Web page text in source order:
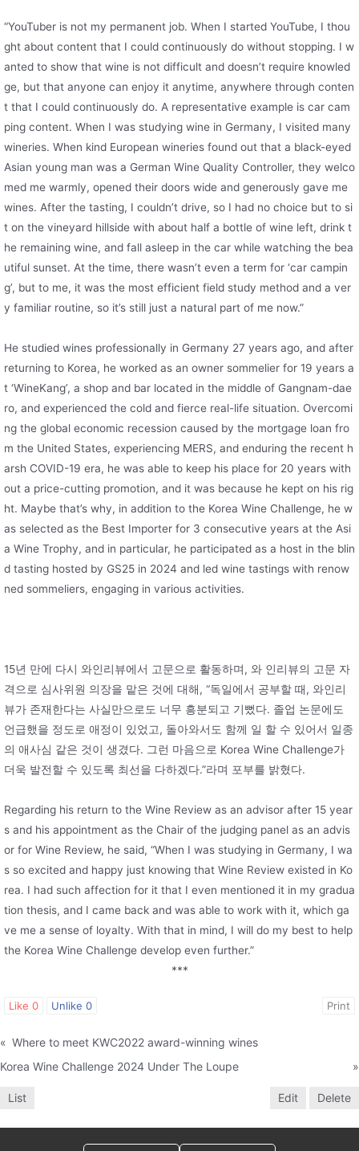
“YouTuber is not my permanent job. When I started YouTube, I thou
ght about content that I could continuously do without stopping. I w
anted to show that wine is not difficult and doesn’t require knowled
ge, but that anyone can enjoy it anytime, anywhere through conten
t that I could continuously do. A representative example is car cam
ping content. When I was studying wine in Germany, I visited many
wineries. When kind European wineries found out that a black-eyed
Asian young man was a German Wine Quality Controller, they welco
med me warmly, opened their doors wide and generously gave me
wines. After the tasting, I couldn’t drive, so I had no choice but to si
t on the vineyard hillside with about half a bottle of wine left, drink t
he remaining wine, and fall asleep in the car while watching the bea
utiful sunset. At the time, there wasn’t even a term for ‘car campin
g’, but to me, it was the most efficient field study method and a ver
y familiar routine, so it’s still just a natural part of me now.”
He studied wines professionally in Germany 27 years ago, and after
returning to Korea, he worked as an owner sommelier for 19 years a
t ‘WineKang’, a shop and bar located in the middle of Gangnam-dae
ro, and experienced the cold and fierce real-life situation. Overcomi
ng the global economic recession caused by the mortgage loan fro
m the United States, experiencing MERS, and enduring the recent h
arsh COVID-19 era, he was able to keep his place for 20 years with
out a price-cutting promotion, and it was because he kept on his rig
ht. Maybe that’s why, in addition to the Korea Wine Challenge, he w
as selected as the Best Importer for 3 consecutive years at the Asi
a Wine Trophy, and in particular, he participated as a host in the blin
d tasting hosted by GS25 in 2024 and led wine tastings with renow
ned sommeliers, engaging in various activities.
15년 만에 다시 와인리뷰에서 고문으로 활동하며, 와 인리뷰의 고문 자
격으로 심사위원 의장을 맡은 것에 대해, “독일에서 공부할 때, 와인리
뷰가 존재한다는 사실만으로도 너무 흥분되고 기뻤다. 졸업 논문에도
언급했을 정도로 애정이 있었고, 돌아와서도 함께 일 할 수 있어서 일종
의 애사심 같은 것이 생겼다. 그런 마음으로 Korea Wine Challenge가
더욱 발전할 수 있도록 최선을 다하겠다.”라며 포부를 밝혔다.
Regarding his return to the Wine Review as an advisor after 15 year
s and his appointment as the Chair of the judging panel as an advis
or for Wine Review, he said, “When I was studying in Germany, I wa
s so excited and happy just knowing that Wine Review existed in Ko
rea. I had such affection for it that I even mentioned it in my gradua
tion thesis, and I came back and was able to work with it, which ga
ve me a sense of loyalty. With that in mind, I will do my best to help
the Korea Wine Challenge develop even further.”
***
Like 0 Unlike 0 Print
« Where to meet KWC2022 award-winning wines
Korea Wine Challenge 2024 Under The Loupe
»
List Edit Delete